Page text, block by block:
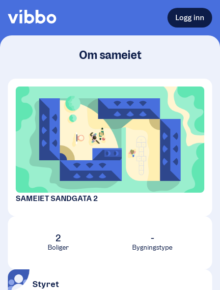
Logg inn
Om sameiet
SAMEIET SANDGATA 2
2
Boliger
-
Bygningstype
Styret